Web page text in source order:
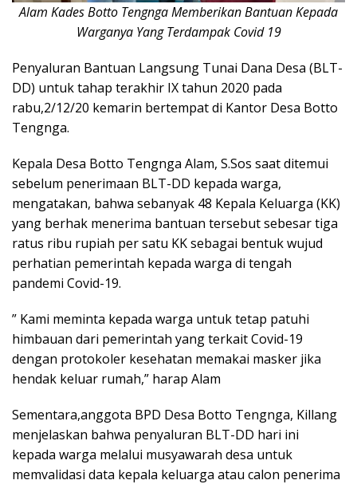
Alam Kades Botto Tengnga Memberikan Bantuan Kepada
Warganya Yang Terdampak Covid 19
Penyaluran Bantuan Langsung Tunai Dana Desa (BLT-
DD) untuk tahap terakhir IX tahun 2020 pada
rabu,2/12/20 kemarin bertempat di Kantor Desa Botto
Tengnga.
Kepala Desa Botto Tengnga Alam, S.Sos saat ditemui
sebelum penerimaan BLT-DD kepada warga,
mengatakan, bahwa sebanyak 48 Kepala Keluarga (KK)
yang berhak menerima bantuan tersebut sebesar tiga
ratus ribu rupiah per satu KK sebagai bentuk wujud
perhatian pemerintah kepada warga di tengah
pandemi Covid-19.
” Kami meminta kepada warga untuk tetap patuhi
himbauan dari pemerintah yang terkait Covid-19
dengan protokoler kesehatan memakai masker jika
hendak keluar rumah,” harap Alam
Sementara,anggota BPD Desa Botto Tengnga, Killang
menjelaskan bahwa penyaluran BLT-DD hari ini
kepada warga melalui musyawarah desa untuk
memvalidasi data kepala keluarga atau calon penerima